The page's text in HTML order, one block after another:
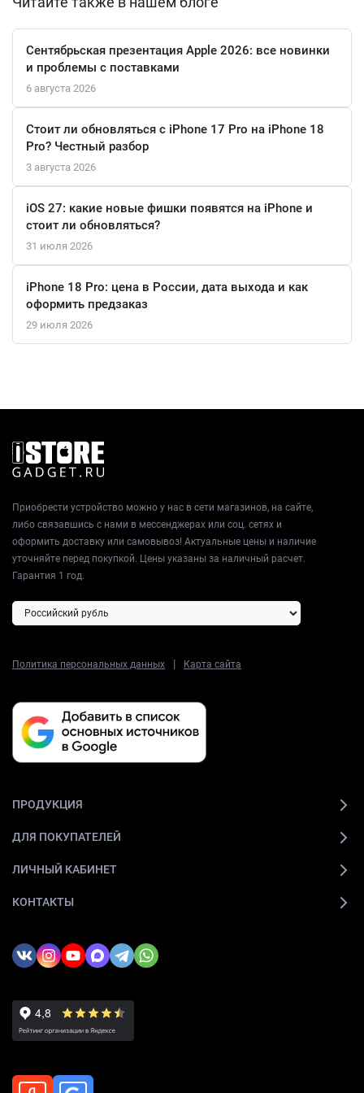
статус фена, что понравится любому ценителю стиля и
функциональности.
Сентябрьская презентация Apple 2026: все новинки
и проблемы с поставками
6 августа 2026
Стоит ли обновляться с iPhone 17 Pro на iPhone 18
Pro? Честный разбор
3 августа 2026
iOS 27: какие новые фишки появятся на iPhone и
стоит ли обновляться?
31 июля 2026
iPhone 18 Pro: цена в России, дата выхода и как
оформить предзаказ
29 июля 2026
Приобрести устройство можно у нас в сети магазинов, на сайте,
либо связавшись с нами в мессенджерах или соц. сетях и
оформить доставку или самовывоз! Актуальные цены и наличие
уточняйте перед покупкой. Цены указаны за наличный расчет.
Гарантия 1 год.
Политика персональных данных | Карта сайта
ПРОДУКЦИЯ
ДЛЯ ПОКУПАТЕЛЕЙ
ЛИЧНЫЙ КАБИНЕТ
КОНТАКТЫ